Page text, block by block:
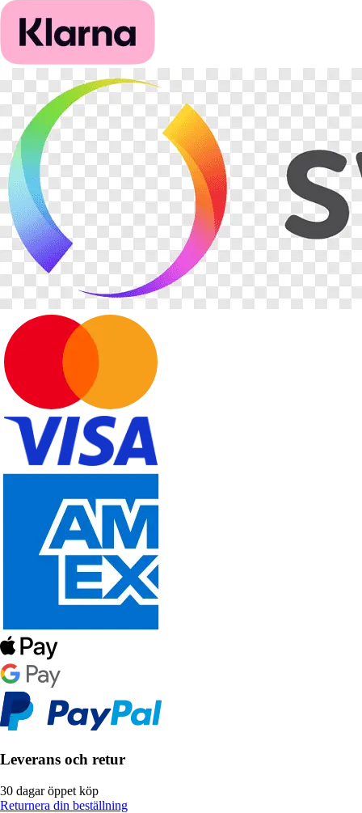
Leverans och retur
30 dagar öppet köp
Returnera din beställning